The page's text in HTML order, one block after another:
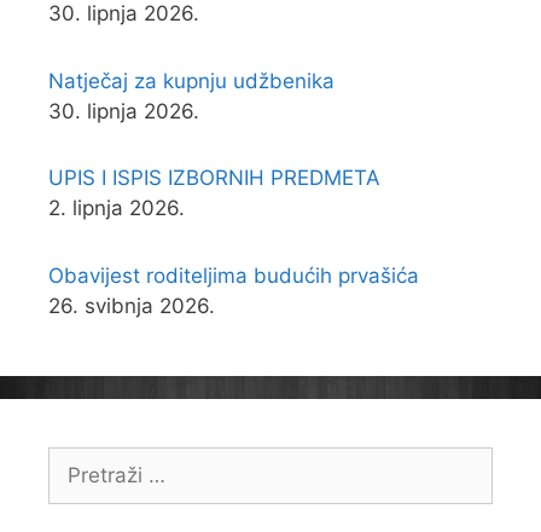
30. lipnja 2026.
Natječaj za kupnju udžbenika
30. lipnja 2026.
UPIS I ISPIS IZBORNIH PREDMETA
2. lipnja 2026.
Obavijest roditeljima budućih prvašića
26. svibnja 2026.